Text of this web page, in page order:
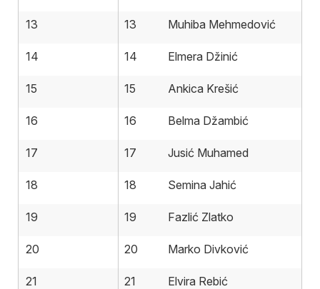
13 Muhiba Mehmedović
14 Elmera Džinić
15 Ankica Krešić
16 Belma Džambić
17 Jusić Muhamed
18 Semina Jahić
19 Fazlić Zlatko
20 Marko Divković
21 Elvira Rebić
13
14
15
16
17
18
19
20
21